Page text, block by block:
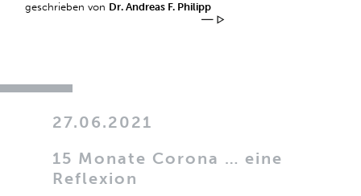
geschrieben von Dr. Andreas F. Philipp
27.06.2021
15 Monate Corona … eine
Reflexion